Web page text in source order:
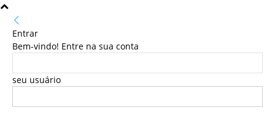
Entrar
Bem-vindo! Entre na sua conta
seu usuário